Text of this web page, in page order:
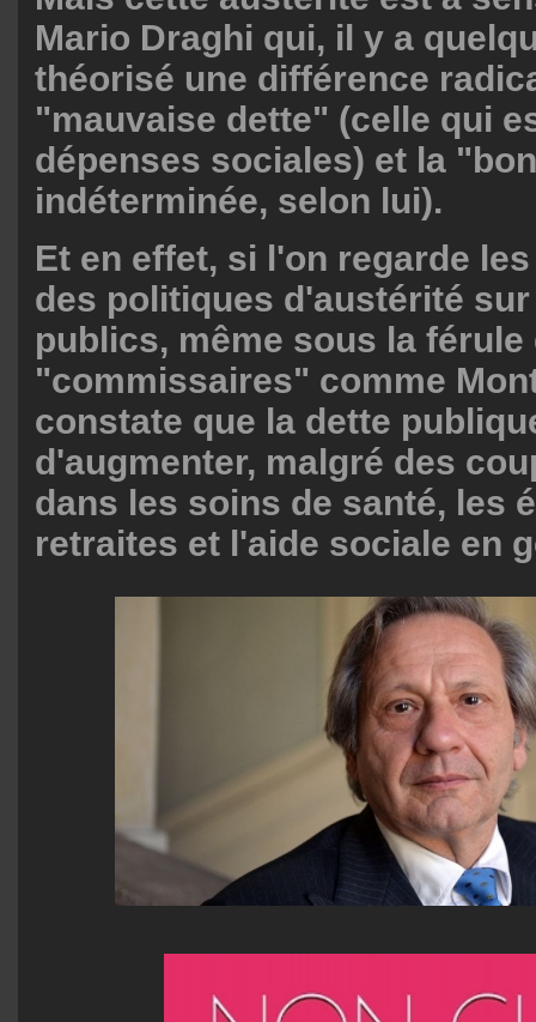
Mario Draghi qui, il y a
théorisé une différence
"mauvaise dette" (celle qui
dépenses sociales) et la
indéterminée, selon lui).
Et en effet, si l'on regarde
des politiques d'austérité
publics, même sous la férule
"commissaires" comme
constate que la dette
d'augmenter, malgré des
dans les soins de santé, les
retraites et l'aide sociale en